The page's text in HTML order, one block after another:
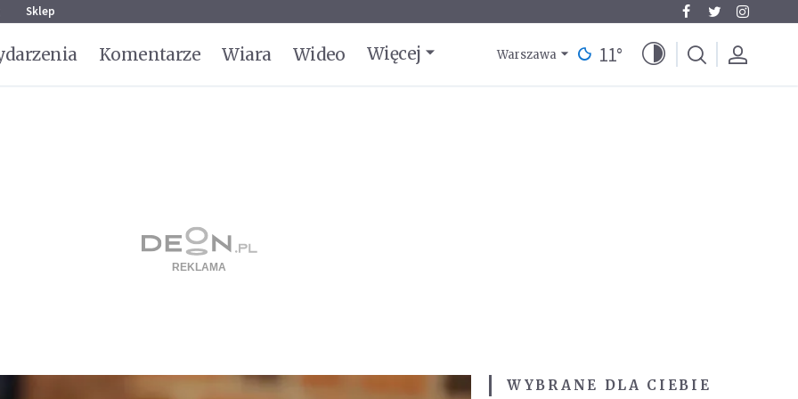
Sklep
Komentarze Wiara Wideo Więcej Warszawa 11°
WYBRANE DLA CIEBIE